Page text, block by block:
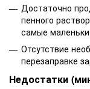
Достаточно
пенного
самые
Отсутствие
перезаправке
Недостатки